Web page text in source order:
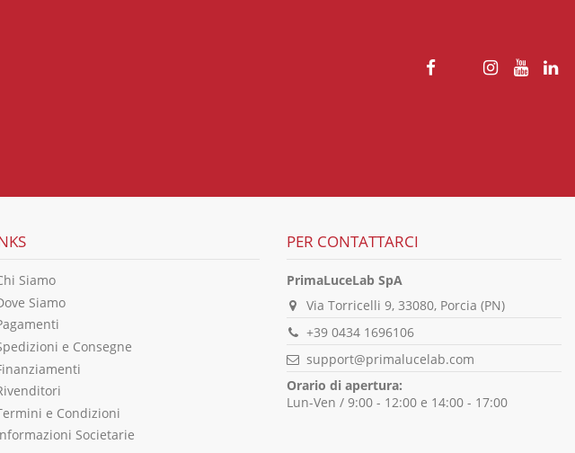
Siamo
Siamo
e Consegne
e Condizioni
Societarie
PER CONTATTARCI
PrimaLuceLab SpA
Via Torricelli 9, 33080, Porcia (PN)
+39 0434 1696106
support@primalucelab.com
Orario di apertura:
Lun-Ven / 9:00 - 12:00 e 14:00 - 17:00